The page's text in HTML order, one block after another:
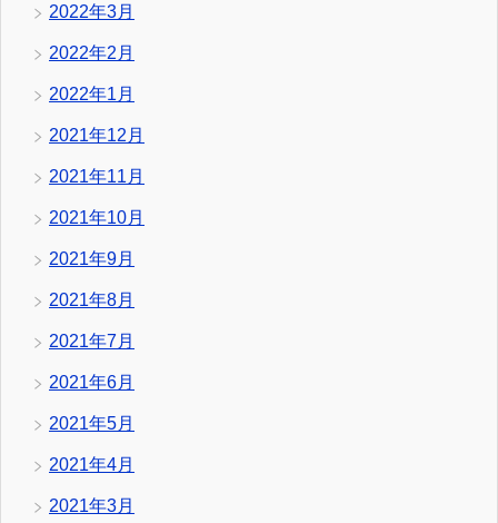
2022年3月
2022年2月
2022年1月
2021年12月
2021年11月
2021年10月
2021年9月
2021年8月
2021年7月
2021年6月
2021年5月
2021年4月
2021年3月